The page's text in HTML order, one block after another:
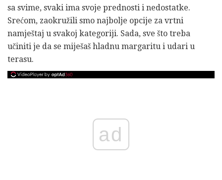
sa svime, svaki ima svoje prednosti i nedostatke.
Srećom, zaokružili smo najbolje opcije za vrtni
namještaj u svakoj kategoriji. Sada, sve što treba
učiniti je da se miješaš hladnu margaritu i udari u
terasu.
ad